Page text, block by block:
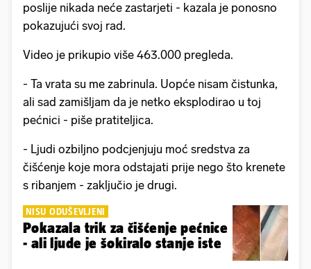
poslije nikada neće zastarjeti - kazala je ponosno
pokazujući svoj rad.
Video je prikupio više 463.000 pregleda.
- Ta vrata su me zabrinula. Uopće nisam čistunka,
ali sad zamišljam da je netko eksplodirao u toj
pećnici - piše pratiteljica.
- Ljudi ozbiljno podcjenjuju moć sredstva za
čišćenje koje mora odstajati prije nego što krenete
s ribanjem - zaključio je drugi.
NISU ODUŠEVLJENI
Pokazala trik za čišćenje pećnice
- ali ljude je šokiralo stanje iste